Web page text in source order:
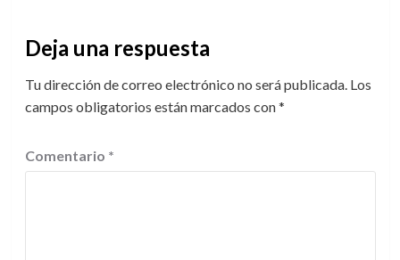
Deja una respuesta
Tu dirección de correo electrónico no será publicada. Los
campos obligatorios están marcados con*
Comentario *